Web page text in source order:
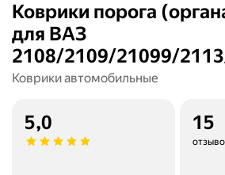
Коврики порога
для ВАЗ
2108/2109/21099/
5 (1984-) боковые
Коврики автомобильные
5,0 15